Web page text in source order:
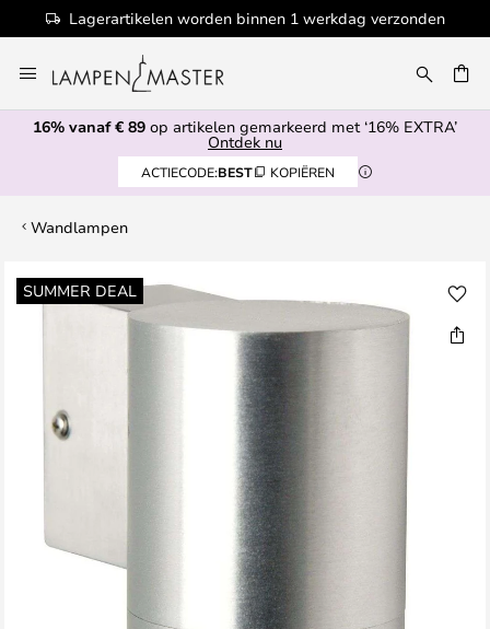
Lagerartikelen worden binnen 1 werkdag verzonden
naar
de
inhoud
16% vanaf € 89 op artikelen gemarkeerd met ‘16% EXTRA’
Ontdek nu
ACTIECODE:BEST KOPIËREN
Wandlampen
SUMMER DEAL
Ga
naar
afbeeldingen-